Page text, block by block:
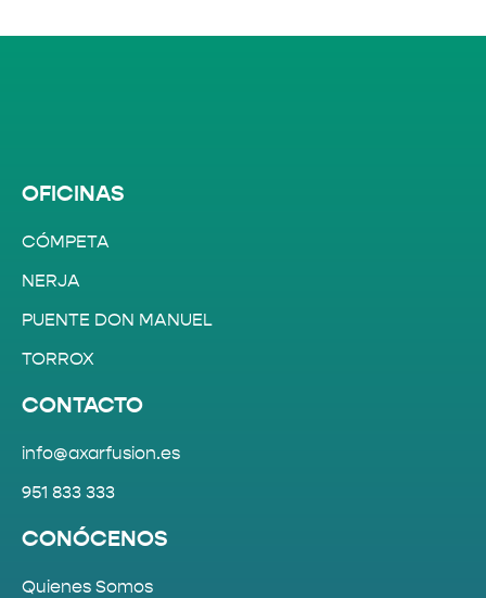
OFICINAS
CÓMPETA
NERJA
PUENTE DON MANUEL
TORROX
CONTACTO
info@axarfusion.es
951 833 333
CONÓCENOS
Quienes Somos